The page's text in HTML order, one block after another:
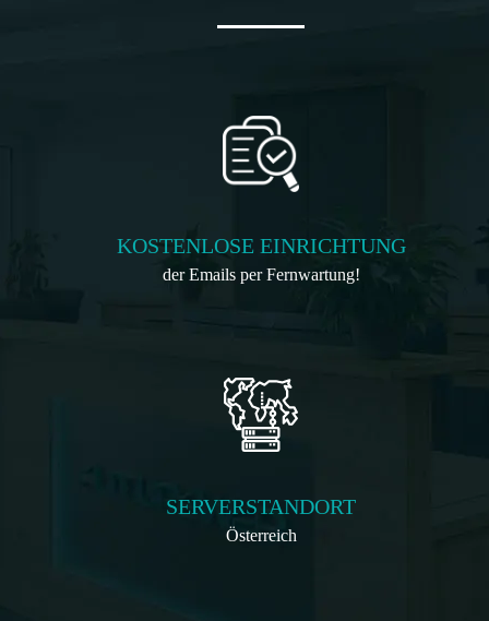
KOSTENLOSE EINRICHTUNG
der Emails per Fernwartung!
SERVERSTANDORT
Österreich